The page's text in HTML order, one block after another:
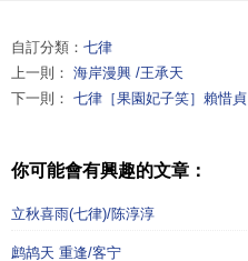
自訂分類： 七律
上一則： 海岸漫興 /王承天
下一則： 七律［果園妃子笑］賴惜貞
你可能會有興趣的文章：
立秋喜雨(七律)/陈淳淳
鹧鸪天 重逢/客宁